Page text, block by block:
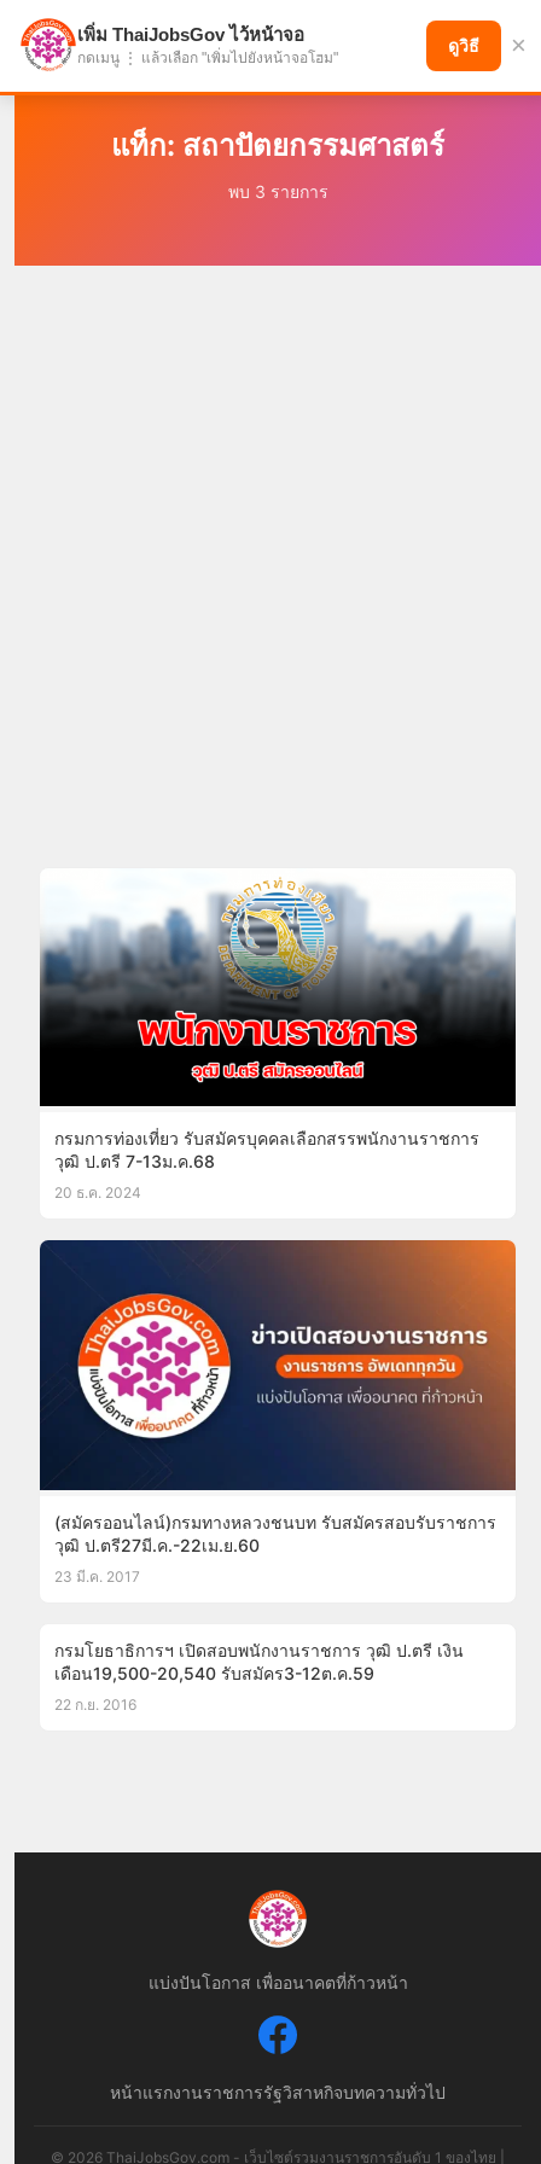
แบ่งปันโอกาส เพื่ออนาคตที่ก้าวหน้า
แท็ก: สถาปัตยกรรมศาสตร์
พบ 3 รายการ
กรมการท่องเที่ยว รับสมัครบุคคลเลือกสรรพนักงานราชการ
วุฒิ ป.ตรี 7-13ม.ค.68
20 ธ.ค. 2024
(สมัครออนไลน์)กรมทางหลวงชนบท รับสมัครสอบรับราชการ
วุฒิ ป.ตรี27มี.ค.-22เม.ย.60
23 มี.ค. 2017
กรมโยธาธิการฯ เปิดสอบพนักงานราชการ วุฒิ ป.ตรี เงิน
เดือน19,500-20,540 รับสมัคร3-12ต.ค.59
22 ก.ย. 2016
แบ่งปันโอกาส เพื่ออนาคตที่ก้าวหน้า
หน้าแรกงานราชการรัฐวิสาหกิจบทความทั่วไป
© 2026 ThaiJobsGov.com - เว็บไซต์รวมงานราชการอันดับ 1 ของไทย |
เพิ่ม ThaiJobsGov ไว้หน้าจอ
กดเมนู ⋮ แล้วเลือก "เพิ่มไปยังหน้าจอโฮม"
ดูวิธี ×